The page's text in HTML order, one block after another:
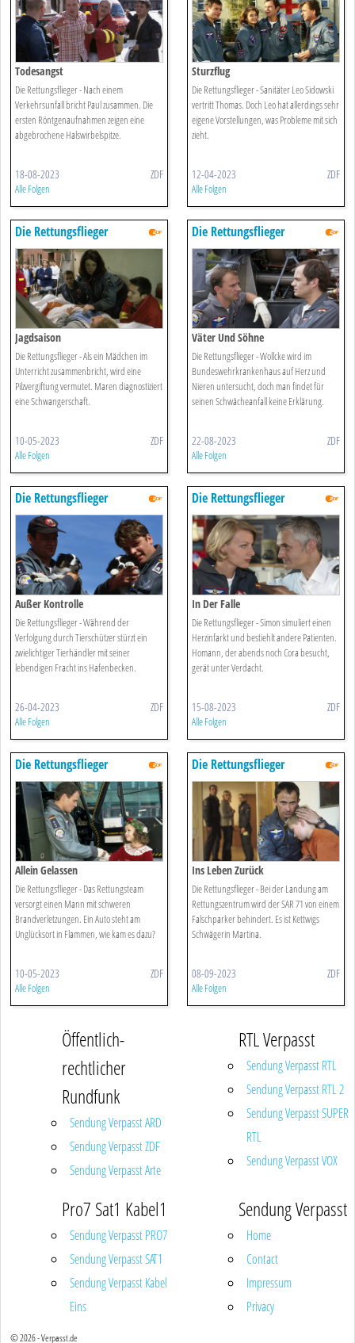
Todesangst
Die Rettungsflieger - Nach einem
Verkehrsunfall bricht Paul zusammen. Die
ersten Röntgenaufnahmen zeigen eine
abgebrochene Halswirbelspitze.
18-08-2023 ZDF
Alle Folgen
Sturzflug
Die Rettungsflieger - Sanitäter Leo Sidowski
vertritt Thomas. Doch Leo hat allerdings sehr
eigene Vorstellungen, was Probleme mit sich
zieht.
12-04-2023 ZDF
Alle Folgen
Die Rettungsflieger
Jagdsaison
Die Rettungsflieger - Als ein Mädchen im
Unterricht zusammenbricht, wird eine
Pilzvergiftung vermutet. Maren diagnostiziert
eine Schwangerschaft.
10-05-2023 ZDF
Alle Folgen
Die Rettungsflieger
Väter Und Söhne
Die Rettungsflieger - Wollcke wird im
Bundeswehrkrankenhaus auf Herz und
Nieren untersucht, doch man findet für
seinen Schwächeanfall keine Erklärung.
22-08-2023 ZDF
Alle Folgen
Die Rettungsflieger
Außer Kontrolle
Die Rettungsflieger - Während der
Verfolgung durch Tierschützer stürzt ein
zwielichtiger Tierhändler mit seiner
lebendigen Fracht ins Hafenbecken.
26-04-2023 ZDF
Alle Folgen
Die Rettungsflieger
In Der Falle
Die Rettungsflieger - Simon simuliert einen
Herzinfarkt und bestiehlt andere Patienten.
Homann, der abends noch Cora besucht,
gerät unter Verdacht.
15-08-2023 ZDF
Alle Folgen
Die Rettungsflieger
Allein Gelassen
Die Rettungsflieger - Das Rettungsteam
versorgt einen Mann mit schweren
Brandverletzungen. Ein Auto steht am
Unglücksort in Flammen, wie kam es dazu?
10-05-2023 ZDF
Alle Folgen
Die Rettungsflieger
Ins Leben Zurück
Die Rettungsflieger - Bei der Landung am
Rettungszentrum wird der SAR 71 von einem
Falschparker behindert. Es ist Kettwigs
Schwägerin Martina.
08-09-2023 ZDF
Alle Folgen
Öffentlich-
rechtlicher
Rundfunk
Sendung Verpasst ARD
Sendung Verpasst ZDF
Sendung Verpasst Arte
RTL Verpasst
Sendung Verpasst RTL
Sendung Verpasst RTL 2
Sendung Verpasst SUPER
RTL
Sendung Verpasst VOX
Pro7 Sat1 Kabel1
Sendung Verpasst PRO7
Sendung Verpasst SAT1
Sendung Verpasst Kabel
Eins
Sendung Verpasst
Home
Contact
Impressum
Privacy
© 2026 - Verpasst.de